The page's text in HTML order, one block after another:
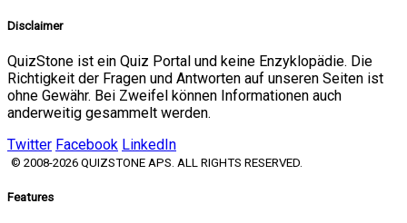
Disclaimer
QuizStone ist ein Quiz Portal und keine Enzyklopädie. Die
Richtigkeit der Fragen und Antworten auf unseren Seiten ist
ohne Gewähr. Bei Zweifel können Informationen auch
anderweitig gesammelt werden.
Twitter Facebook LinkedIn
© 2008-2026 QUIZSTONE APS. ALL RIGHTS RESERVED.
Features